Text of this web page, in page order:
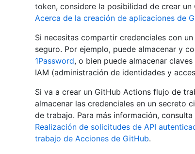
token, considere la posibilidad de crear
Acerca de la creación de aplicaciones de
Si necesitas compartir credenciales con
seguro. Por ejemplo, puede almacenar y
1Password, o bien puede almacenar claves
IAM (administración de identidades y
Si va a crear un GitHub Actions flujo de
almacenar las credenciales en un secreto
de trabajo. Para más información, consulta
Realización de solicitudes de API
trabajo de Acciones de GitHub.